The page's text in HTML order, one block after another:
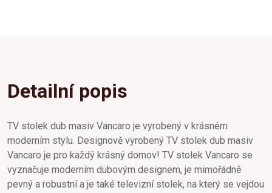
Detailní popis
TV stolek dub masiv Vancaro je vyrobený v krásném
moderním stylu. Designově vyrobený TV stolek dub masiv
Vancaro je pro každý krásný domov! TV stolek Vancaro se
vyznačuje moderním dubovým designem, je mimořádně
pevný a robustní a je také televizní stolek, na který se vejdou